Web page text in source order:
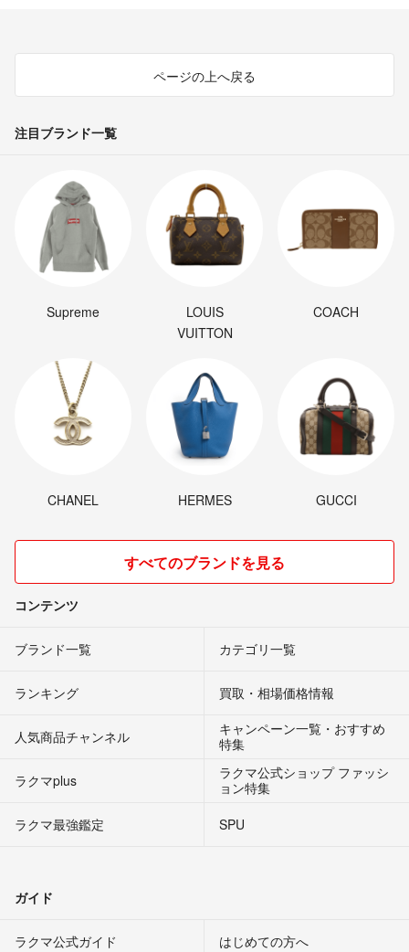
ページの上へ戻る
注目ブランド一覧
Supreme
LOUIS
VUITTON
COACH
CHANEL HERMES GUCCI
すべてのブランドを見る
コンテンツ
ブランド一覧 カテゴリ一覧
ランキング 買取・相場価格情報
人気商品チャンネル
キャンペーン一覧・おすすめ
特集
ラクマplus
ラクマ公式ショップ ファッシ
ョン特集
ラクマ最強鑑定
SPU
ガイド
ラクマ公式ガイド はじめての方へ